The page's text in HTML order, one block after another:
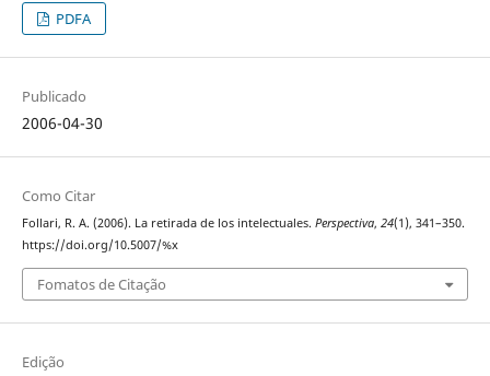
PDFA
Publicado
2006-04-30
Como Citar
Follari, R. A. (2006). La retirada de los intelectuales. Perspectiva, 24(1), 341–350.
https://doi.org/10.5007/%x
Fomatos de Citação
Edição